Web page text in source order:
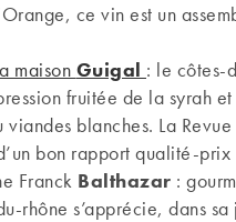
ce vin est un
maison Guigal : le côtes-
fruitée de la syrah
blanches. La
bon rapport qualité-prix
Franck Balthazar :
rhône s’apprécie, dans sa